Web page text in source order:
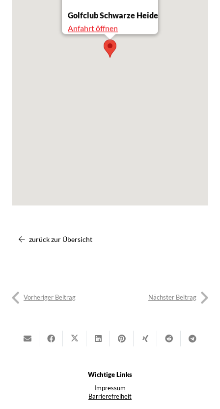
Golfclub Schwarze Heide
Anfahrt öffnen
zurück zur Übersicht
Vorheriger Beitrag Nächster Beitrag
Wichtige Links
Impressum
Barrierefreiheit